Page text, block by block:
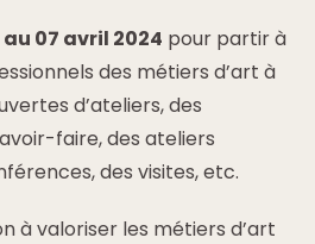
07 avril 2024 pour partir à
des métiers d’art à
d’ateliers, des
faire, des ateliers
des visites, etc.
à valoriser les métiers d’art